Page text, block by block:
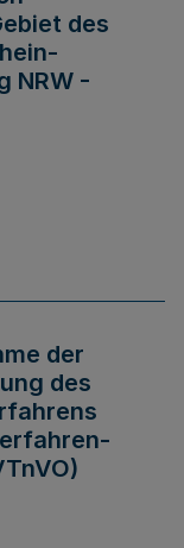
des
NRW -
der
des